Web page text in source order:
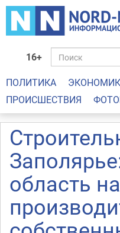
16+
ПОЛИТИКА
ПРОИСШЕСТВИЯ
область